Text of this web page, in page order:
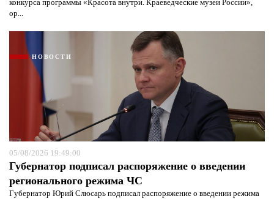
конкурса программы «Красота внутри. Краеведческие музеи России»,
ор...
НОВОСТИ
05/08/2026 19:49:00
Губернатор подписал распоряжение о введении
регионального режима ЧС
Губернатор Юрий Слюсарь подписал распоряжение о введении режима